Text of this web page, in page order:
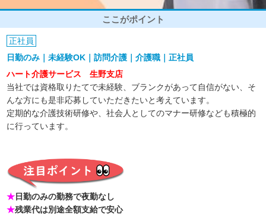
ここがポイント
正社員
日勤のみ｜未経験OK｜訪問介護｜介護職｜正社員
ハート介護サービス 生野支店
当社では資格取りたてで未経験、ブランクがあって自信がない、そ
んな方にも是非応募していただきたいと考えています。
定期的な介護技術研修や、社会人としてのマナー研修なども積極的
に行っています。
★日勤のみの勤務で夜勤なし
★残業代は別途全額支給で安心